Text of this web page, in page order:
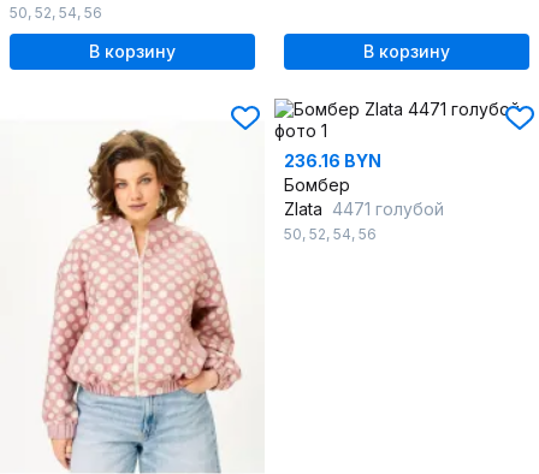
50, 52, 54, 56
В корзину В корзину
236.16 BYN
Бомбер
Zlata 4471 голубой
50, 52, 54, 56